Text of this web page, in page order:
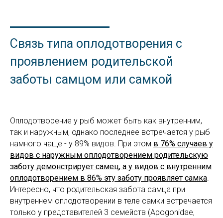
Связь типа оплодотворения с
проявлением родительской
заботы самцом или самкой
Оплодотворение у рыб может быть как внутренним,
так и наружным, однако последнее встречается у рыб
намного чаще - у 89% видов. При этом в 76% случаев у
видов с наружным оплодотворением родительскую
заботу демонстрирует самец, а у видов с внутренним
оплодотворением в 86% эту заботу проявляет самка.
Интересно, что родительская забота самца при
внутреннем оплодотворении в теле самки встречается
только у представителей 3 семейств (Apogonidae,